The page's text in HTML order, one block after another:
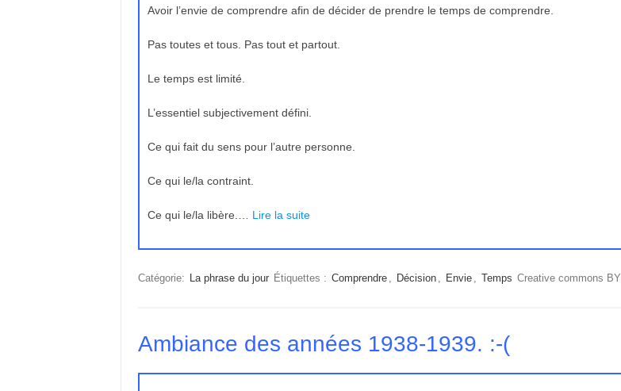
Avoir l’envie de comprendre afin de décider de prendre le temps de comprendre.
Pas toutes et tous. Pas tout et partout.
Le temps est limité.
L’essentiel subjectivement défini.
Ce qui fait du sens pour l’autre personne.
Ce qui le/la contraint.
Ce qui le/la libère.… Lire la suite
Catégorie: La phrase du jour Étiquettes : Comprendre , Décision , Envie , Temps Creative commons BY
Ambiance des années 1938-1939. :-(